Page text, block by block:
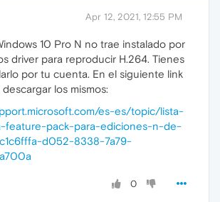
Apr 12, 2021, 12:55 PM
10 Pro N no trae instalado por
driver para reproducir H.264. Tienes
por tu cuenta. En el siguiente link
los mismos:
es-es/topic/lista-
feature-pack-para-ediciones-n-de-
d052-8338-7a79-
0